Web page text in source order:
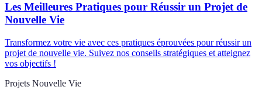
Les Meilleures Pratiques pour Réussir un Projet de
Nouvelle Vie
Transformez votre vie avec ces pratiques éprouvées pour réussir un
projet de nouvelle vie. Suivez nos conseils stratégiques et atteignez
vos objectifs !
Projets Nouvelle Vie